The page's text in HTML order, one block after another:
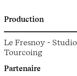
Production
Le Fresnoy -
Tourcoing
Partenaire